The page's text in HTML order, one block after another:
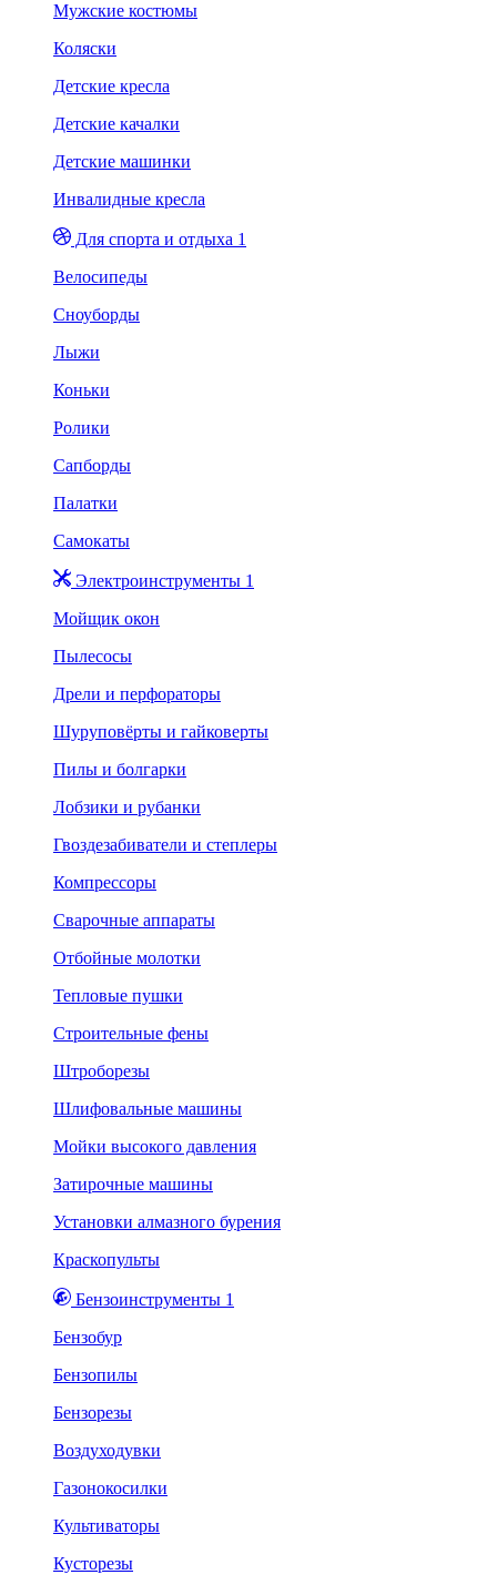
Мужские костюмы
Коляски
Детские кресла
Детские качалки
Детские машинки
Инвалидные кресла
Для спорта и отдыха 1
Велосипеды
Сноуборды
Лыжи
Коньки
Ролики
Сапборды
Палатки
Самокаты
Электроинструменты 1
Мойщик окон
Пылесосы
Дрели и перфораторы
Шуруповёрты и гайковерты
Пилы и болгарки
Лобзики и рубанки
Гвоздезабиватели и степлеры
Компрессоры
Сварочные аппараты
Отбойные молотки
Тепловые пушки
Строительные фены
Штроборезы
Шлифовальные машины
Мойки высокого давления
Затирочные машины
Установки алмазного бурения
Краскопульты
Бензоинструменты 1
Бензобур
Бензопилы
Бензорезы
Воздуходувки
Газонокосилки
Культиваторы
Кусторезы